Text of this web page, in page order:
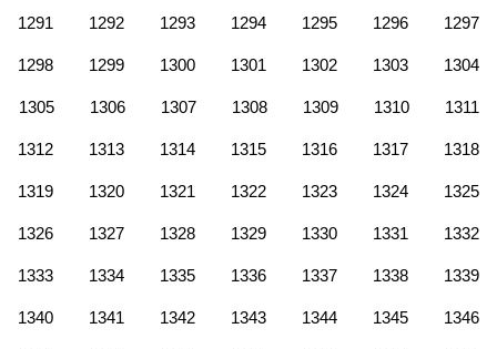
1291 1292 1293 1294 1295 1296 1297
1298 1299 1300 1301 1302 1303 1304
1305 1306 1307 1308 1309 1310 1311
1312 1313 1314 1315 1316 1317 1318
1319 1320 1321 1322 1323 1324 1325
1326 1327 1328 1329 1330 1331 1332
1333 1334 1335 1336 1337 1338 1339
1340 1341 1342 1343 1344 1345 1346